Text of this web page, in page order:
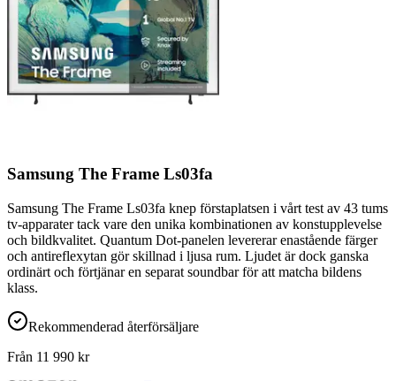
Samsung The Frame Ls03fa
Samsung The Frame Ls03fa knep förstaplatsen i vårt test av 43 tums
tv-apparater tack vare den unika kombinationen av konstupplevelse
och bildkvalitet. Quantum Dot-panelen levererar enastående färger
och antireflexytan gör skillnad i ljusa rum. Ljudet är dock ganska
ordinärt och förtjänar en separat soundbar för att matcha bildens
klass.
Rekommenderad återförsäljare
Från 11 990 kr